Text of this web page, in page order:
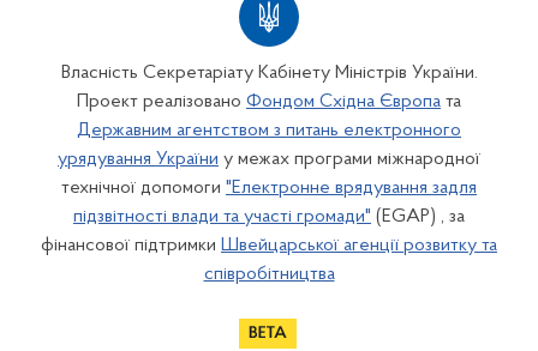
Власність Секретаріату Кабінету Міністрів України.
Проект реалізовано Фондом Східна Європа та
Державним агентством з питань електронного
урядування України у межах програми міжнародної
технічної допомоги "Електронне врядування задля
підзвітності влади та участі громади" (EGAP) , за
фінансової підтримки Швейцарської агенції розвитку та
співробітництва